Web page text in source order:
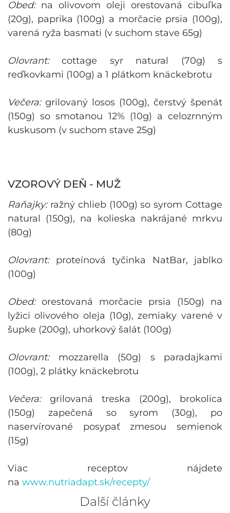
Obed:na olivovom oleji orestovaná cibuľka
(20g), paprika (100g) a morčacie prsia (100g),
varená ryža basmati (v suchom stave 65g)
Olovrant:cottage syr natural (70g) s
reďkovkami (100g) a 1 plátkom knäckebrotu
Večera:grilovaný losos (100g), čerstvý špenát
(150g) so smotanou 12% (10g) a celozrnným
kuskusom (v suchom stave 25g)
VZOROVÝ DEŇ - MUŽ
Raňajky:ražný chlieb (100g) so syrom Cottage
natural (150g), na kolieska nakrájané mrkvu
(80g)
Olovrant: proteínová tyčinka NatBar, jablko
(100g)
Obed:orestovaná morčacie prsia (150g) na
lyžici olivového oleja (10g), zemiaky varené v
šupke (200g), uhorkový šalát (100g)
Olovrant:mozzarella (50g) s paradajkami
(100g), 2 plátky knäckebrotu
Večera:grilovaná treska (200g), brokolica
(150g) zapečená so syrom (30g), po
naservírované posypať zmesou semienok
(15g)
Viac receptov nájdete
na www.nutriadapt.sk/recepty/
Další články